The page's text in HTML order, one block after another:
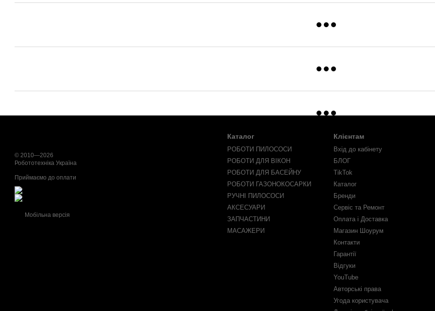
© 2010—2026
Робототехніка Україна
Приймаємо до оплати
Мобільна версія
Каталог
РОБОТИ ПИЛОСОСИ
РОБОТИ ДЛЯ ВІКОН
РОБОТИ ДЛЯ БАСЕЙНУ
РОБОТИ ГАЗОНОКОСАРКИ
РУЧНІ ПИЛОСОСИ
АКСЕСУАРИ
ЗАПЧАСТИНИ
МАСАЖЕРИ
Клієнтам
Вхід до кабінету
БЛОГ
TikTok
Каталог
Бренди
Сервіс та Ремонт
Оплата і Доставка
Магазин Шоурум
Контакти
Гарантії
Відгуки
YouTube
Авторські права
Угода користувача